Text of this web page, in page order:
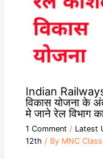
Indian
विकास योजना के
मे जाने रेल विभाग
1 Comment / Latest
12th / By MNC